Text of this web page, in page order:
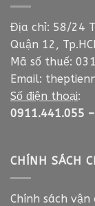
Địa chỉ: 58/24
Quận 12,
Mã số thuế:
Email:
Số điện thoại:
0911.441.055 –
CHÍNH SÁCH
Chính sách vận